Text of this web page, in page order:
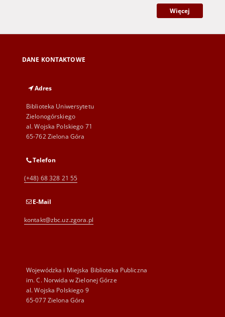
Więcej
DANE KONTAKTOWE
Adres
Biblioteka Uniwersytetu
Zielonogórskiego
al. Wojska Polskiego 71
65-762 Zielona Góra
Telefon
(+48) 68 328 21 55
E-Mail
kontakt@zbc.uz.zgora.pl
Wojewódzka i Miejska Biblioteka Publiczna
im. C. Norwida w Zielonej Górze
al. Wojska Polskiego 9
65-077 Zielona Góra